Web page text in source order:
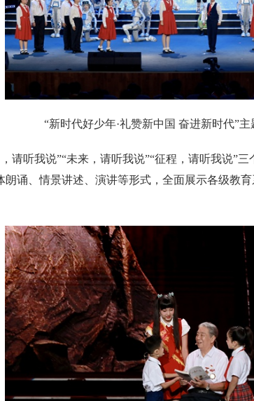
“新时代好少年·礼赞新中国 奋进新时代”主
请听我说”“未来，请听我说”“征程，请听我说”
朗诵、情景讲述、演讲等形式，全面展示各级教